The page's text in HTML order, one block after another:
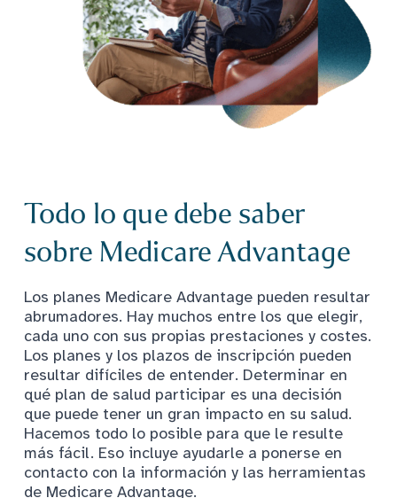
Todo lo que debe saber
sobre Medicare Advantage
Los planes Medicare Advantage pueden resultar
abrumadores. Hay muchos entre los que elegir,
cada uno con sus propias prestaciones y costes.
Los planes y los plazos de inscripción pueden
resultar difíciles de entender. Determinar en
qué plan de salud participar es una decisión
que puede tener un gran impacto en su salud.
Hacemos todo lo posible para que le resulte
más fácil. Eso incluye ayudarle a ponerse en
contacto con la información y las herramientas
de Medicare Advantage.